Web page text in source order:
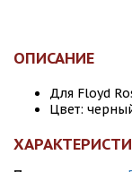
ОПИСАНИЕ
Для Floyd
Цвет: